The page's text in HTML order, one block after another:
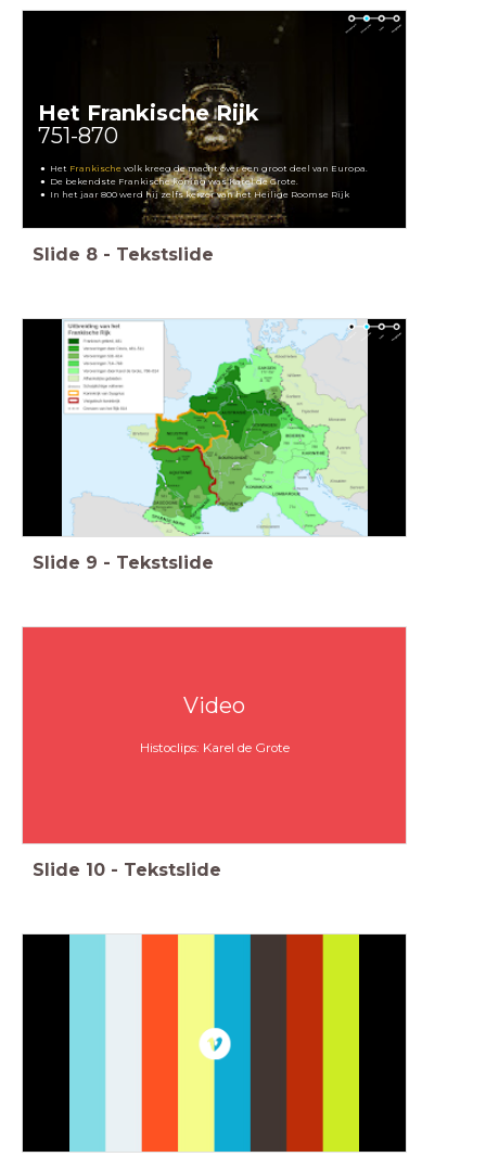
Het Frankische Rijk
751-870
Het Frankische volk kreeg de macht over een groot deel van Europa.
De bekendste Frankische koning was Karel de Grote.
In het jaar 800 werd hij zelfs keizer van het Heilige Roomse Rijk
Slide 8 - Tekstslide
Slide 9 - Tekstslide
Video
Histoclips: Karel de Grote
Slide 10 - Tekstslide